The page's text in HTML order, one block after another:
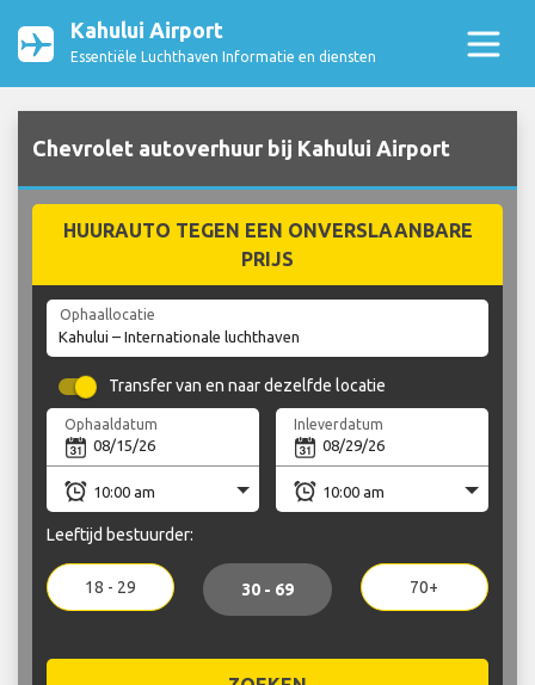
Kahului Airport
Essentiële Luchthaven Informatie en diensten
Chevrolet autoverhuur bij Kahului Airport
HUURAUTO TEGEN EEN ONVERSLAANBARE
PRIJS
Ophaallocatie
Transfer van en naar dezelfde locatie
Ophaaldatum Inleverdatum
Leeftijd bestuurder:
18 - 29 30 - 69 70+